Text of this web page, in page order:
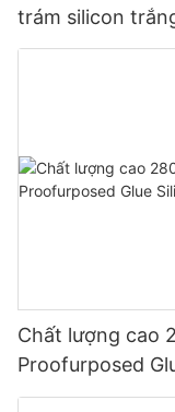
trám silicon
nhà bếp
Chất lượng cao
Proofurposed